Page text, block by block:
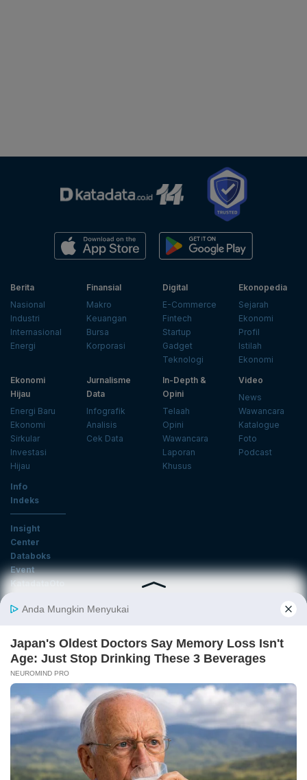
Berita
Nasional
Industri
Internasional
Energi
Finansial
Makro
Keuangan
Bursa
Korporasi
Digital
E-Commerce
Fintech
Startup
Gadget
Teknologi
Ekonopedia
Sejarah
Ekonomi
Profil
Istilah
Ekonomi
Ekonomi
Hijau
Energi Baru
Ekonomi
Sirkular
Investasi
Hijau
Jurnalisme
Data
Infografik
Analisis
Cek Data
In-Depth &
Opini
Telaah
Opini
Wawancara
Laporan
Khusus
Video
News
Wawancara
Katalogue
Foto
Podcast
Info
Indeks
Insight
Center
Databoks
Event
KatadataOto
Email
Daftar
Tentang Katadata Advertising Karier
Pedoman Media Siber
Kebijakan Privasi
Disclaimer
©2026 Katadata. Hak cipta dilindungi Undang-undang.